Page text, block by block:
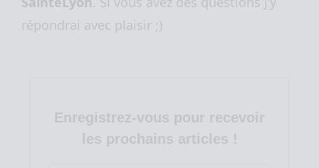
répondrai avec plaisir ;)
Enregistrez-vous pour recevoir
les prochains articles !